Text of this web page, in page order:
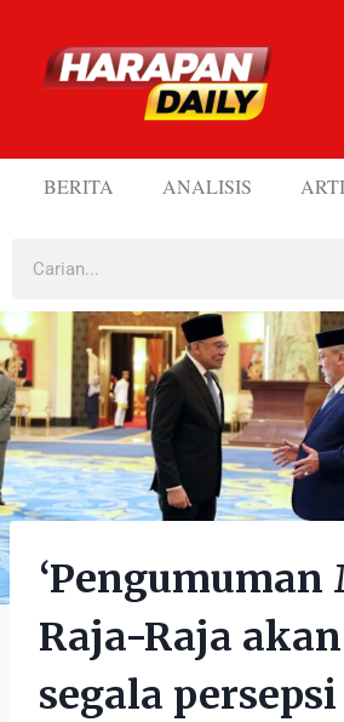
BERITA ANALISIS
Raja-Raja
segala